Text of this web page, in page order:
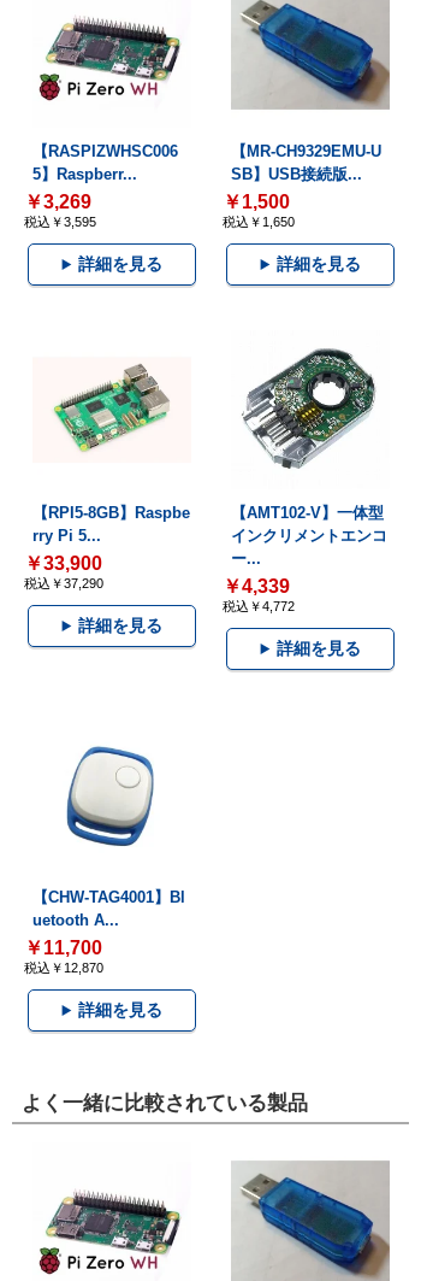
【RASPIZWHSC006
5】Raspberr...
￥3,269
税込￥3,595
詳細を見る
【MR-CH9329EMU-U
SB】USB接続版...
￥1,500
税込￥1,650
詳細を見る
【RPI5-8GB】Raspbe
rry Pi 5...
￥33,900
税込￥37,290
詳細を見る
【AMT102-V】一体型
インクリメントエンコ
ー...
￥4,339
税込￥4,772
詳細を見る
【CHW-TAG4001】Bl
uetooth A...
￥11,700
税込￥12,870
詳細を見る
よく一緒に比較されている製品